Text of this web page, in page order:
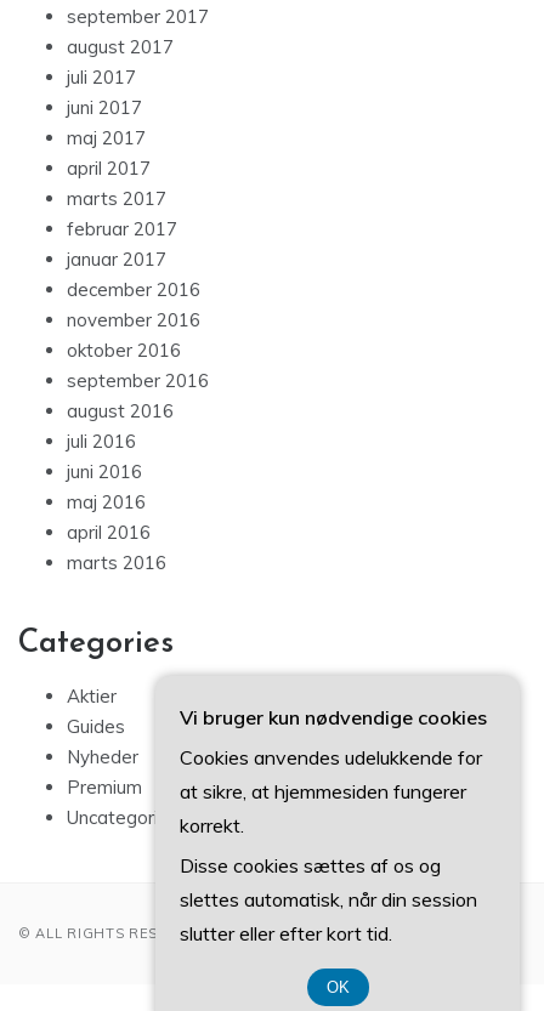
september 2017
august 2017
juli 2017
juni 2017
maj 2017
april 2017
marts 2017
februar 2017
januar 2017
december 2016
november 2016
oktober 2016
september 2016
august 2016
juli 2016
juni 2016
maj 2016
april 2016
marts 2016
Categories
Aktier
Guides
Nyheder
Premium
Uncategorized
© ALL RIGHTS RESERVED 2022
Vi bruger kun nødvendige cookies
Cookies anvendes udelukkende for
at sikre, at hjemmesiden fungerer
korrekt.
Disse cookies sættes af os og
slettes automatisk, når din session
slutter eller efter kort tid.
OK